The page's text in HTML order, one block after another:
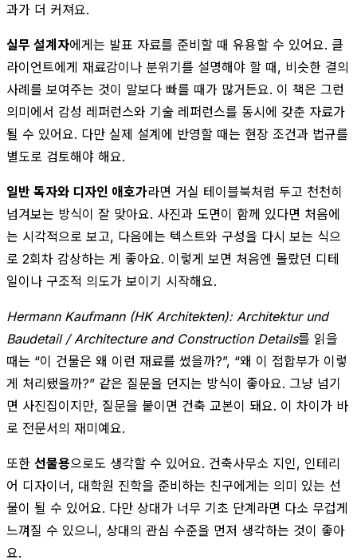
과가 더 커져요.
실무 설계자에게는 발표 자료를 준비할 때 유용할 수 있어요. 클
라이언트에게 재료감이나 분위기를 설명해야 할 때, 비슷한 결의
사례를 보여주는 것이 말보다 빠를 때가 많거든요. 이 책은 그런
의미에서 감성 레퍼런스와 기술 레퍼런스를 동시에 갖춘 자료가
될 수 있어요. 다만 실제 설계에 반영할 때는 현장 조건과 법규를
별도로 검토해야 해요.
일반 독자와 디자인 애호가라면 거실 테이블북처럼 두고 천천히
넘겨보는 방식이 잘 맞아요. 사진과 도면이 함께 있다면 처음에
는 시각적으로 보고, 다음에는 텍스트와 구성을 다시 보는 식으
로 2회차 감상하는 게 좋아요. 이렇게 보면 처음엔 몰랐던 디테
일이나 구조적 의도가 보이기 시작해요.
Hermann Kaufmann (HK Architekten): Architektur und
Baudetail / Architecture and Construction Details를 읽을
때는 “이 건물은 왜 이런 재료를 썼을까?”, “왜 이 접합부가 이렇
게 처리됐을까?” 같은 질문을 던지는 방식이 좋아요. 그냥 넘기
면 사진집이지만, 질문을 붙이면 건축 교본이 돼요. 이 차이가 바
로 전문서의 재미예요.
또한 선물용으로도 생각할 수 있어요. 건축사무소 지인, 인테리
어 디자이너, 대학원 진학을 준비하는 친구에게는 의미 있는 선
물이 될 수 있어요. 다만 상대가 너무 기초 단계라면 다소 무겁게
느껴질 수 있으니, 상대의 관심 수준을 먼저 생각하는 것이 좋아
요.